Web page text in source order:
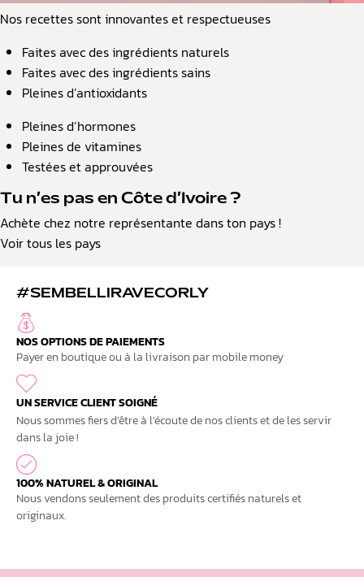
Nos recettes sont innovantes et respectueuses
Faites avec des ingrédients naturels
Faites avec des ingrédients sains
Pleines d’antioxidants
Pleines d’hormones
Pleines de vitamines
Testées et approuvées
Tu n’es pas en Côte d’Ivoire ?
Achète chez notre représentante dans ton pays !
Voir tous les pays
#SEMBELLIRAVECORLY
NOS OPTIONS DE PAIEMENTS
Payer en boutique ou à la livraison par mobile money
UN SERVICE CLIENT SOIGNÉ
Nous sommes fiers d'être à l'écoute de nos clients et de les servir
dans la joie !
100% NATUREL & ORIGINAL
Nous vendons seulement des produits certifiés naturels et
originaux.